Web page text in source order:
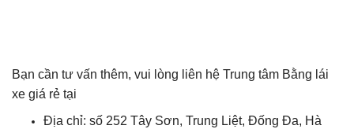
Bạn cần tư vấn thêm, vui lòng liên hệ Trung tâm Bằng lái
xe giá rẻ tại
Địa chỉ: số 252 Tây Sơn, Trung Liệt, Đống Đa, Hà